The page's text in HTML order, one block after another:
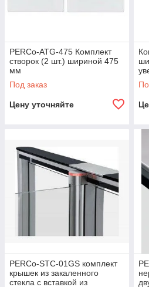
PERCo-ATG-475 Комплект
створок (2 шт.) шириной 475
мм
Под заказ
Цену уточняйте
PERCo-STС-01GS комплект
крышек из закаленного
стекла с вставкой из